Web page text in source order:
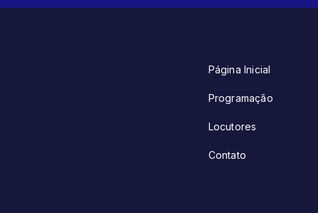
Página Inicial
Programação
Locutores
Contato